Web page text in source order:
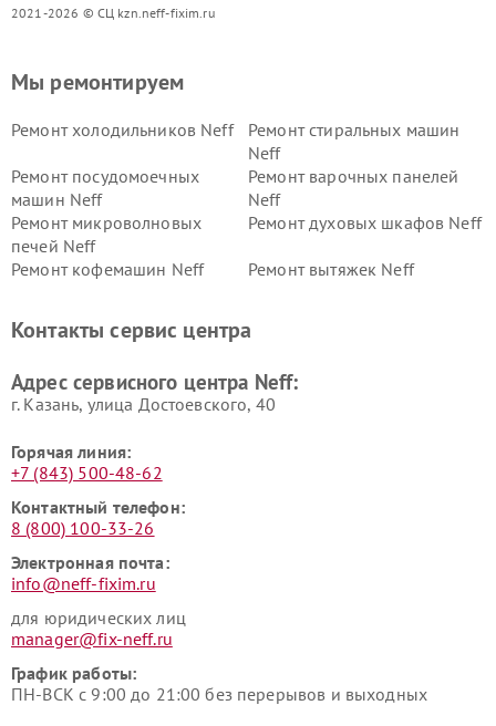
2021-2026 © СЦ kzn.neff-fixim.ru
Мы ремонтируем
Ремонт холодильников Neff
Ремонт стиральных машин
Neff
Ремонт посудомоечных
машин Neff
Ремонт варочных панелей
Neff
Ремонт микроволновых
печей Neff
Ремонт духовых шкафов Neff
Ремонт кофемашин Neff Ремонт вытяжек Neff
Контакты сервис центра
Адрес сервисного центра Neff:
г. Казань, улица Достоевского, 40
Горячая линия:
+7 (843) 500-48-62
Контактный телефон:
8 (800) 100-33-26
Электронная почта:
info@neff-fixim.ru
для юридических лиц
manager@fix-neff.ru
График работы:
ПН-ВСК с 9:00 до 21:00 без перерывов и выходных